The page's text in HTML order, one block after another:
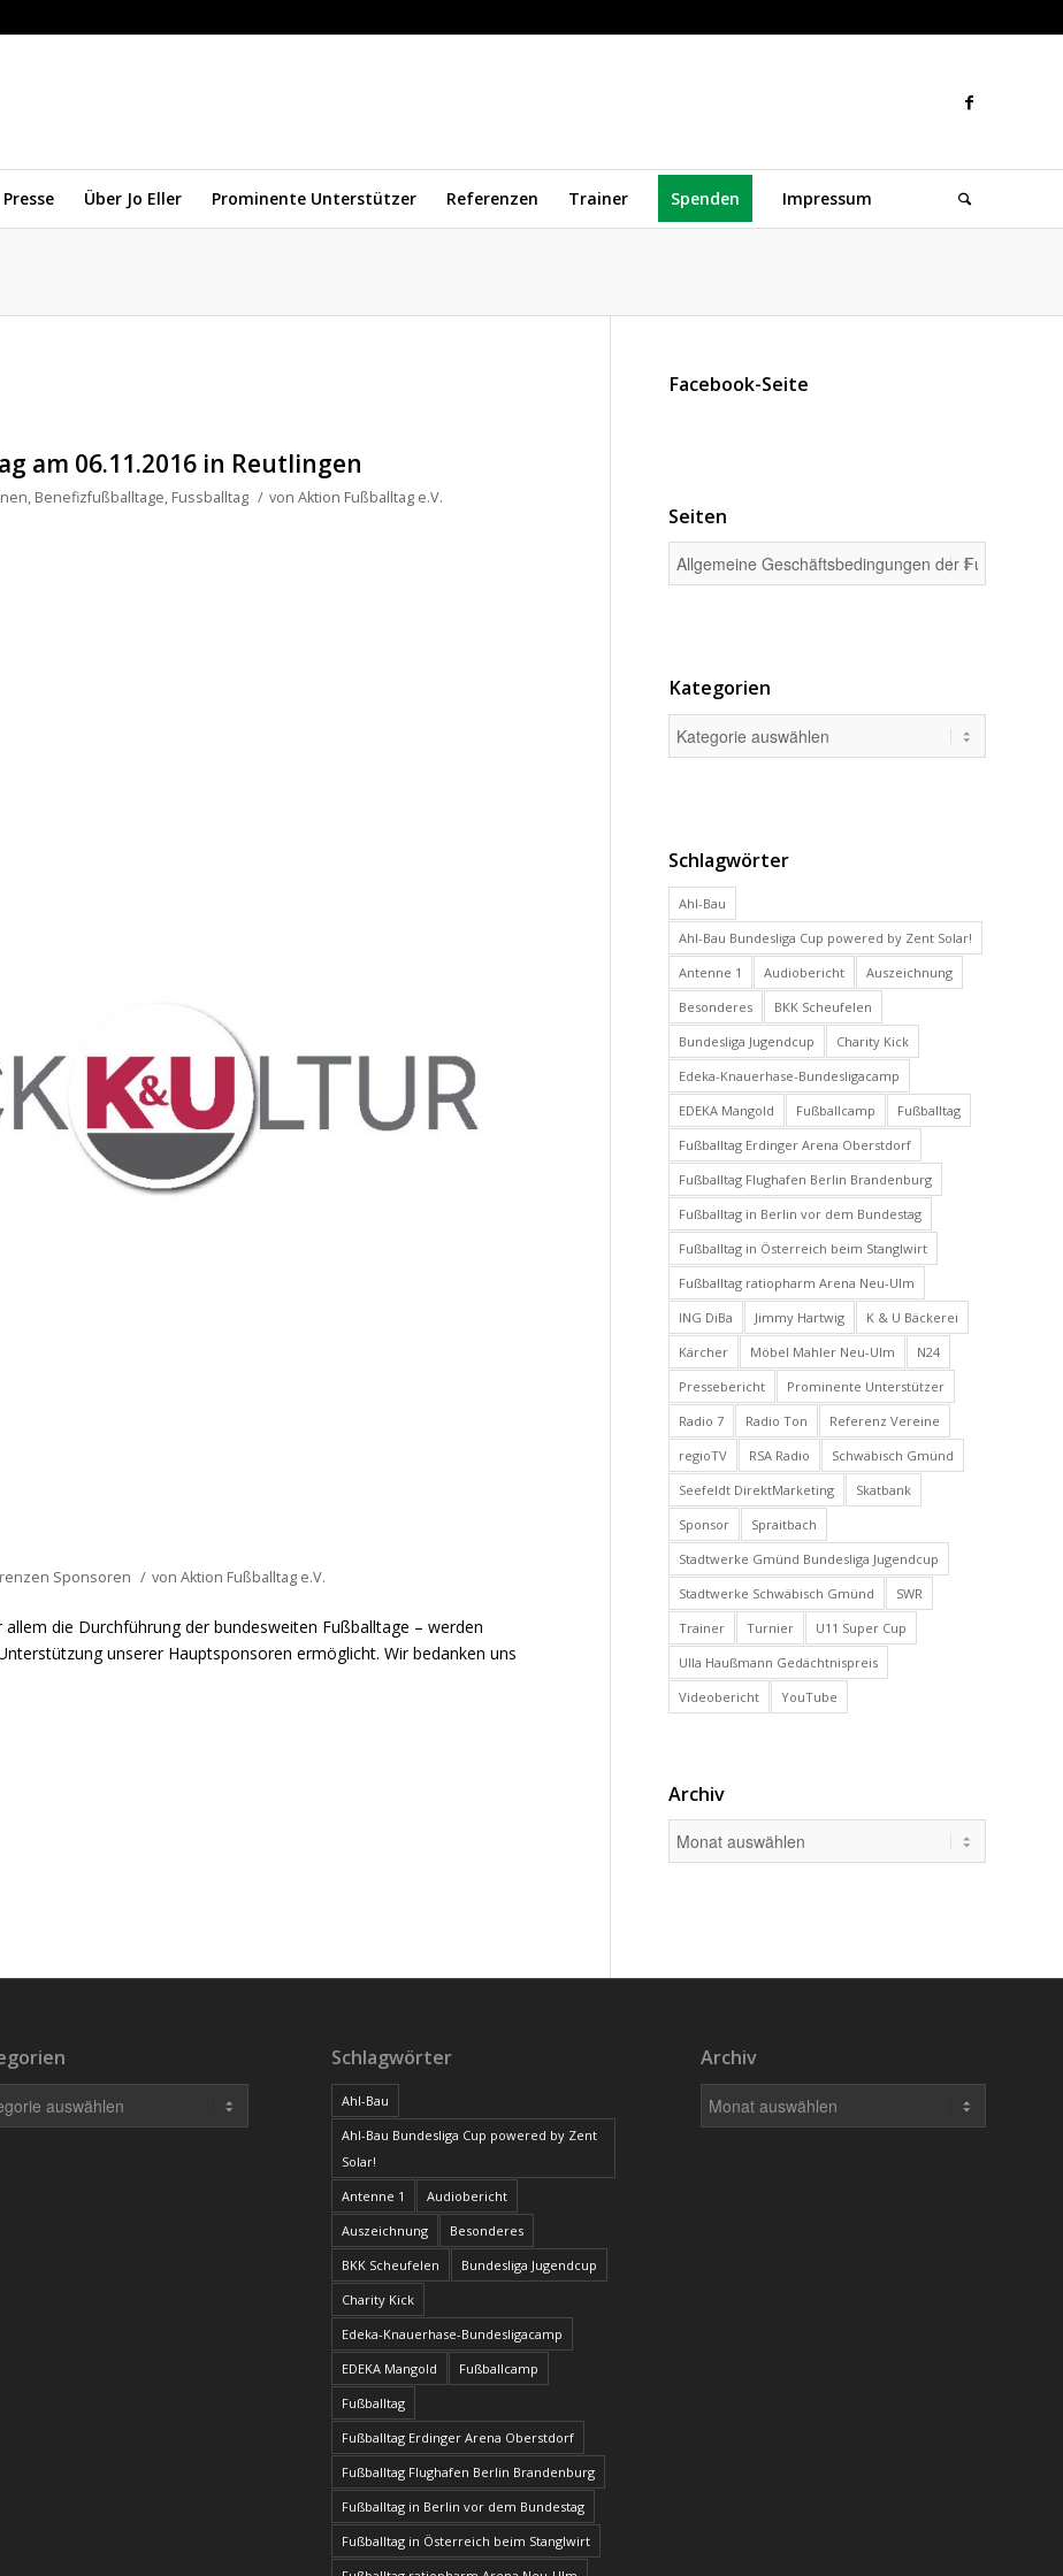
Presse Über Jo Eller Prominente Unterstützer Referenzen Trainer Spenden Impressum
am 06.11.2016 in Reutlingen
, Benefizfußballtage, Fussballtag / von Aktion Fußballtag e.V.
Sponsoren / von Aktion Fußballtag e.V.
die Durchführung der bundesweiten Fußballtage – werden
unserer Hauptsponsoren ermöglicht. Wir bedanken uns
Facebook-Seite
Seiten
Kategorien
Schlagwörter
Ahl-Bau
Ahl-Bau Bundesliga Cup powered by Zent Solar!
Antenne 1
Audiobericht
Auszeichnung
Besonderes
BKK Scheufelen
Bundesliga Jugendcup
Charity Kick
Edeka-Knauerhase-Bundesligacamp
EDEKA Mangold
Fußballcamp
Fußballtag
Fußballtag Erdinger Arena Oberstdorf
Fußballtag Flughafen Berlin Brandenburg
Fußballtag in Berlin vor dem Bundestag
Fußballtag in Österreich beim Stanglwirt
Fußballtag ratiopharm Arena Neu-Ulm
ING DiBa
Jimmy Hartwig
K & U Bäckerei
Kärcher
Möbel Mahler Neu-Ulm
N24
Pressebericht
Prominente Unterstützer
Radio 7
Radio Ton
Referenz Vereine
regioTV
RSA Radio
Schwäbisch Gmünd
Seefeldt DirektMarketing
Skatbank
Sponsor
Spraitbach
Stadtwerke Gmünd Bundesliga Jugendcup
Stadtwerke Schwäbisch Gmünd
SWR
Trainer
Turnier
U11 Super Cup
Ulla Haußmann Gedächtnispreis
Videobericht
YouTube
Archiv
Schlagwörter
Ahl-Bau
Ahl-Bau Bundesliga Cup powered by Zent
Solar!
Antenne 1
Audiobericht
Auszeichnung
Besonderes
BKK Scheufelen
Bundesliga Jugendcup
Charity Kick
Edeka-Knauerhase-Bundesligacamp
EDEKA Mangold
Fußballcamp
Fußballtag
Fußballtag Erdinger Arena Oberstdorf
Fußballtag Flughafen Berlin Brandenburg
Fußballtag in Berlin vor dem Bundestag
Fußballtag in Österreich beim Stanglwirt
Archiv